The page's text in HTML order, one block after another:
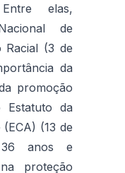
elas,
de
Racial (3 de
da
promoção
da
(13 de
36 anos e
proteção